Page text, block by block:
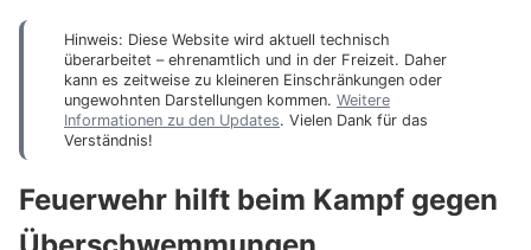
Hinweis: Diese Website wird aktuell technisch
überarbeitet – ehrenamtlich und in der Freizeit. Daher
kann es zeitweise zu kleineren Einschränkungen oder
ungewohnten Darstellungen kommen. Weitere
Informationen zu den Updates. Vielen Dank für das
Verständnis!
Feuerwehr hilft beim Kampf gegen